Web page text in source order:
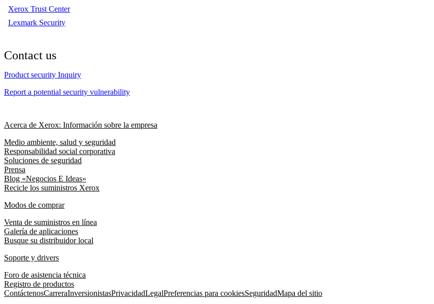
Xerox Trust Center
Lexmark Security
Contact us
Product security Inquiry
Report a potential security vulnerability
Acerca de Xerox: Información sobre la empresa
Medio ambiente, salud y seguridad
Responsabilidad social corporativa
Soluciones de seguridad
Prensa
Blog «Negocios E Ideas»
Recicle los suministros Xerox
Modos de comprar
Venta de suministros en línea
Galería de aplicaciones
Busque su distribuidor local
Soporte y drivers
Foro de asistencia técnica
Registro de productos
ContáctenosCarreraInversionistasPrivacidadLegalPreferencias para cookiesSeguridadMapa del sitio